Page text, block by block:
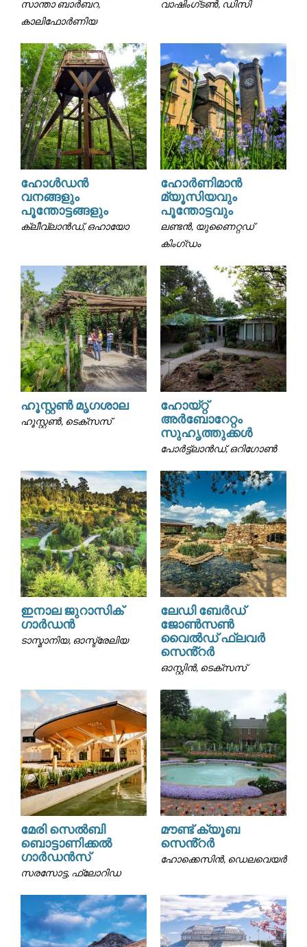
സാന്താ ബാർബറ,
കാലിഫോർണിയ
വാഷിംഗ്ടൺ, ഡിസി
ഹോൾഡൻ
വനങ്ങളും
പൂന്തോട്ടങ്ങളും
ക്ലീവ്‌ലാൻഡ്, ഒഹായോ
ഹോർണിമാൻ
മ്യൂസിയവും
പൂന്തോട്ടവും
ലണ്ടൻ, യുണൈറ്റഡ്
കിംഗ്ഡം
ഹൂസ്റ്റൺ മൃഗശാല
ഹൂസ്റ്റൺ, ടെക്സസ്
ഹോയ്റ്റ്
അർബോറേറ്റം
സുഹൃത്തുക്കൾ
പോർട്ട്ലാൻഡ്, ഒറിഗോൺ
ഇനാല ജുറാസിക്
ഗാർഡൻ
ടാസ്മാനിയ, ഓസ്ട്രേലിയ
ലേഡി ബേർഡ്
ജോൺസൺ
വൈൽഡ് ഫ്ലവർ
സെൻ്റർ
ഓസ്റ്റിൻ, ടെക്സസ്
മേരി സെൽബി
ബൊട്ടാണിക്കൽ
ഗാർഡൻസ്
സരസോട്ട, ഫ്ലോറിഡ
മൗണ്ട് ക്യൂബ
സെൻ്റർ
ഹോക്കെസിൻ, ഡെലവെയർ